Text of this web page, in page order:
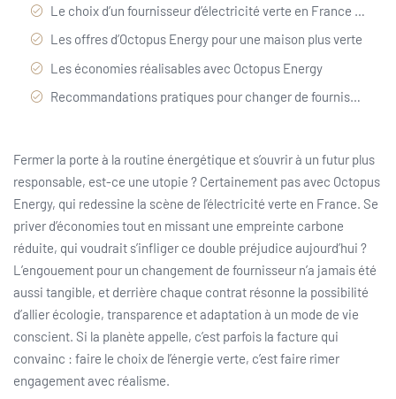
Le choix d’un fournisseur d’électricité verte en France : enjeux et bénéfices
Les offres d’Octopus Energy pour une maison plus verte
Les économies réalisables avec Octopus Energy
Recommandations pratiques pour changer de fournisseur et profiter au maximum
Fermer la porte à la routine énergétique et s’ouvrir à un futur plus
responsable, est-ce une utopie ? Certainement pas avec Octopus
Energy, qui redessine la scène de l’électricité verte en France. Se
priver d’économies tout en missant une empreinte carbone
réduite, qui voudrait s’infliger ce double préjudice aujourd’hui ?
L’engouement pour un changement de fournisseur n’a jamais été
aussi tangible, et derrière chaque contrat résonne la possibilité
d’allier écologie, transparence et adaptation à un mode de vie
conscient. Si la planète appelle, c’est parfois la facture qui
convainc : faire le choix de l’énergie verte, c’est faire rimer
engagement avec réalisme.